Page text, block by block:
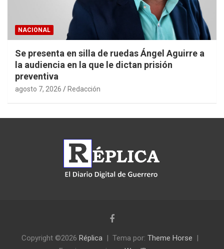
NACIONAL
Se presenta en silla de ruedas Ángel Aguirre a
la audiencia en la que le dictan prisión
preventiva
agosto 7, 2026 Redacción
Copyright ©2026 Réplica Tema por: Theme Horse